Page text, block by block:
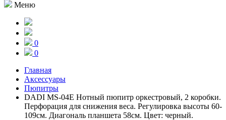
Меню
0
0
Главная
Аксессуары
Пюпитры
DADI MS-04E Нотный пюпитр оркестровый, 2 коробки.
Перфорация для снижения веса. Регулировка высоты 60-
109см. Диагональ планшета 58см. Цвет: черный.